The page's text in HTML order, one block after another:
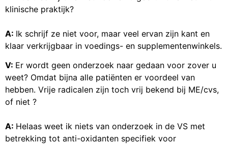
klinische praktijk?
A: Ik schrijf ze niet voor, maar veel ervan zijn kant en
klaar verkrijgbaar in voedings- en supplementenwinkels.
V: Er wordt geen onderzoek naar gedaan voor zover u
weet? Omdat bijna alle patiënten er voordeel van
hebben. Vrije radicalen zijn toch vrij bekend bij ME/cvs,
of niet ?
A: Helaas weet ik niets van onderzoek in de VS met
betrekking tot anti-oxidanten specifiek voor